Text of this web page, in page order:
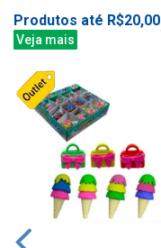
Produtos até R$20,00
Veja mais